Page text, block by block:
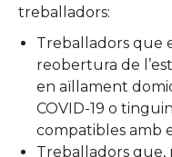
treballadors:
Treballadors que
reobertura de
en aïllament
COVID-19 o
compatibles amb
Treballadors que,